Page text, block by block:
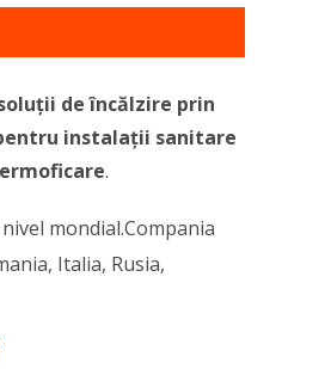
de încălzire prin
instalații sanitare
.
mondial.Compania
Italia, Rusia,